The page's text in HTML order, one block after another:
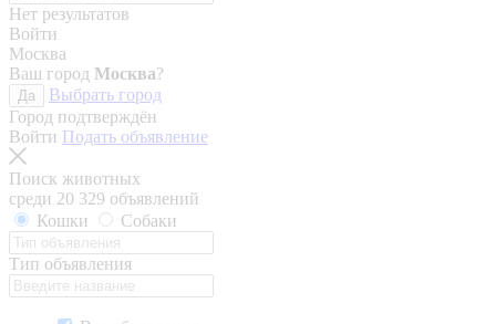
Нет результатов
Войти
Москва
Ваш город Москва?
Да
Выбрать город
Город подтверждён
Войти Подать объявление
Поиск животных
среди 20 329 объявлений
Кошки
Собаки
Тип объявления